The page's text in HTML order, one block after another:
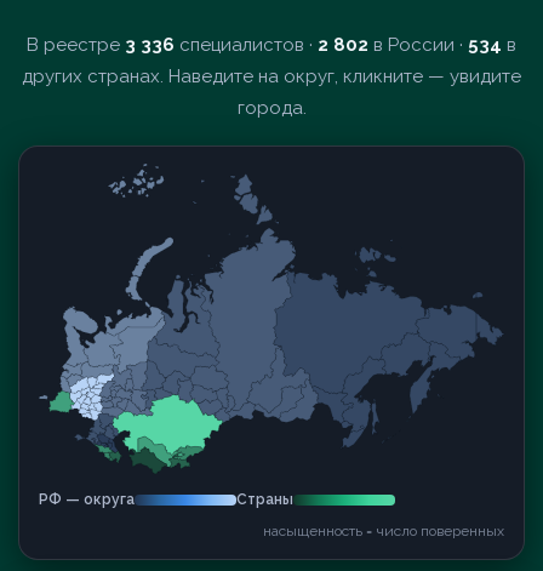
В реестре 3 336 специалистов · 2 802 в России · 534 в
других странах. Наведите на округ, кликните — увидите
города.
РФ — округа
Страны
насыщенность = число поверенных